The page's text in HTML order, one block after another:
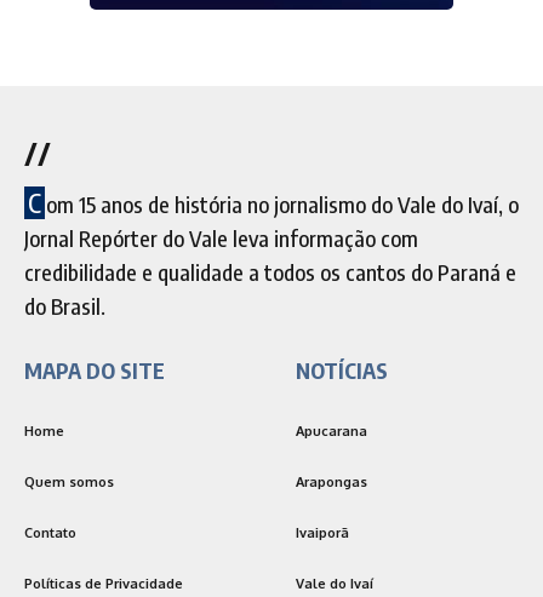
//
C om 15 anos de história no jornalismo do Vale do Ivaí, o
Jornal Repórter do Vale leva informação com
credibilidade e qualidade a todos os cantos do Paraná e
do Brasil.
MAPA DO SITE
Home
Quem somos
Contato
Políticas de Privacidade
NOTÍCIAS
Apucarana
Arapongas
Ivaiporã
Vale do Ivaí